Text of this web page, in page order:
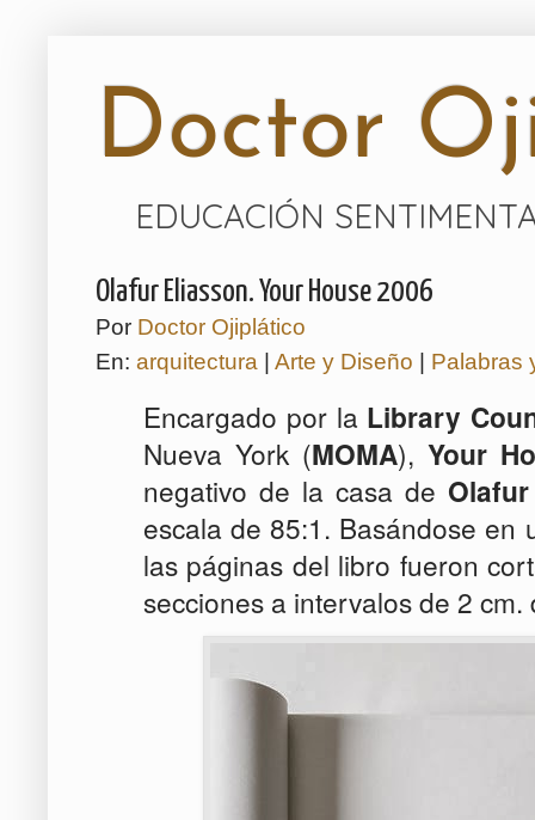
Doctor
EDUCACIÓN
Olafur Eliasson. Your House 2006
Por Doctor Ojiplático
En: arquitectura Arte y Diseño Palabras
Encargado por la Library
Nueva York (MOMA), Your
negativo de la casa de
escala de 85:1. Basándose
las páginas del libro fueron
secciones a intervalos de 2